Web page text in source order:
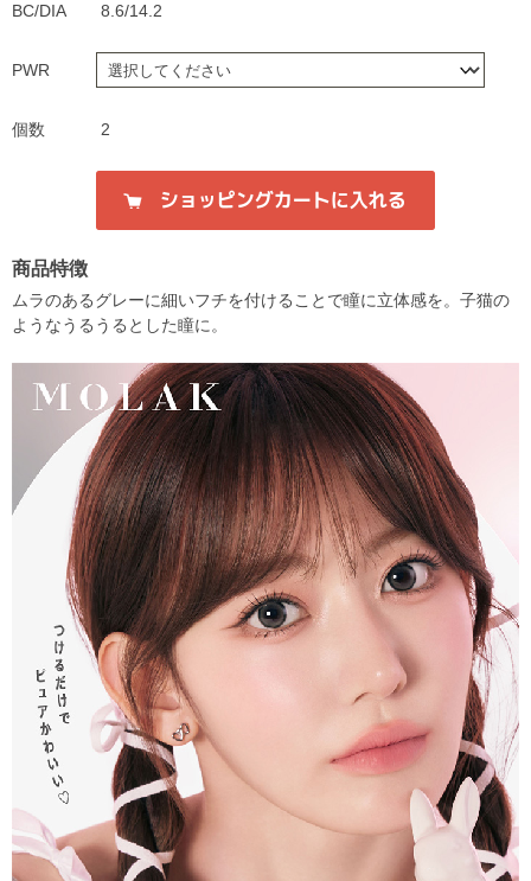
BC/DIA 8.6/14.2
PWR
個数 2
商品特徴
ムラのあるグレーに細いフチを付けることで瞳に立体感を。子猫の
ようなうるうるとした瞳に。